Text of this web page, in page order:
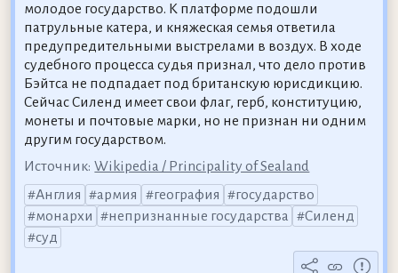
молодое государство. К платформе подошли
патрульные катера, и княжеская семья ответила
предупредительными выстрелами в воздух. В ходе
судебного процесса судья признал, что дело против
Бэйтса не подпадает под британскую юрисдикцию.
Сейчас Силенд имеет свои флаг, герб, конституцию,
монеты и почтовые марки, но не признан ни одним
другим государством.
Источник: Wikipedia / Principality of Sealand
Англия
армия география
государство
монархи
непризнанные государства
Силенд
суд